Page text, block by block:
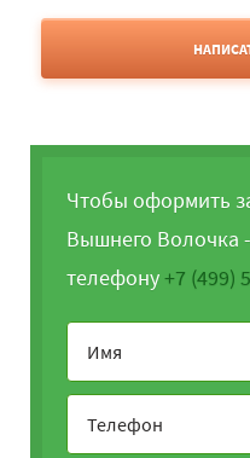
Чтобы оформить
Вышнего Волочка
телефону+7 (499)